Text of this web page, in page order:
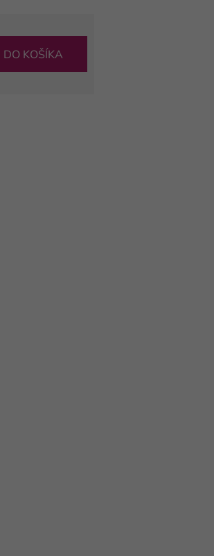
DO KOŠÍKA